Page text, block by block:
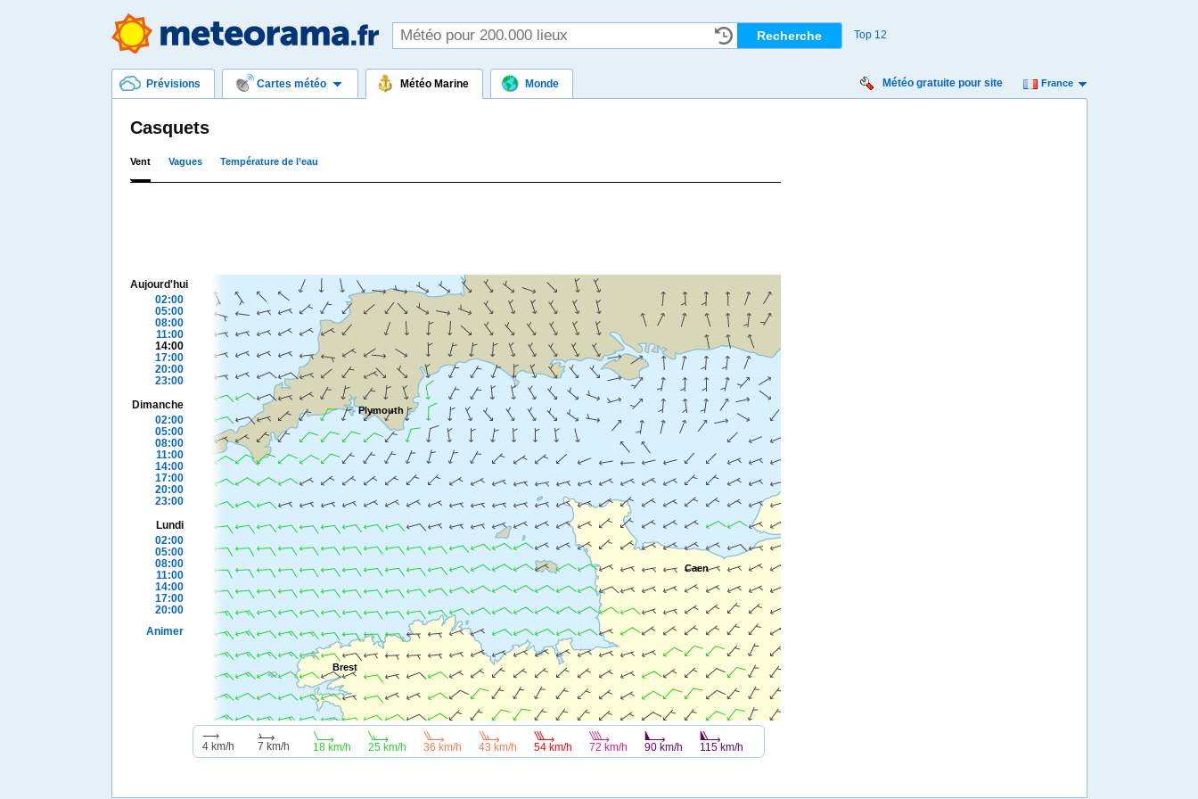
Top 12
Prévisions Cartes météo Météo Marine Monde Météo gratuite pour site France
Casquets
Vent Vagues Température de l’eau
Plymouth
Caen
Brest
4 km/h 7 km/h 18 km/h 25 km/h 36 km/h 43 km/h 54 km/h 72 km/h 90 km/h 115 km/h
Aujourd'hui
02:00
05:00
08:00
11:00
14:00
17:00
20:00
23:00
Dimanche
02:00
05:00
08:00
11:00
14:00
17:00
20:00
23:00
Lundi
02:00
05:00
08:00
11:00
14:00
17:00
20:00
Animer